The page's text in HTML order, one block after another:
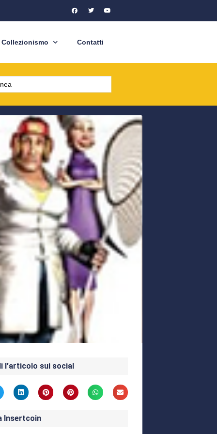
Collezionismo Contatti
l'articolo sui social
Insertcoin